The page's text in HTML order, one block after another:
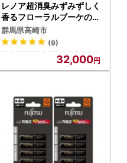
レノア超消臭みずみずしく
香るフローラルブーケの香
りつめかえ用超特大サイズ
1335mL×8個
群馬県高崎市
(9)
32,000